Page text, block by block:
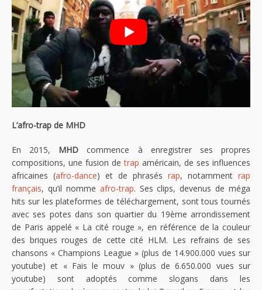
L’afro-trap de MHD
En 2015, MHD commence à enregistrer ses propres
compositions, une fusion detrap américain, de ses influences
africaines (afro-dance) et de phrasés rap, notamment rap
français, qu’il nomme afro-trap. Ses clips, devenus de méga
hits sur les plateformes de téléchargement, sont tous tournés
avec ses potes dans son quartier du 19ème arrondissement
de Paris appelé « La cité rouge », en référence de la couleur
des briques rouges de cette cité HLM. Les refrains de ses
chansons « Champions League » (plus de 14.900.000 vues sur
youtube) et « Fais le mouv » (plus de 6.650.000 vues sur
youtube) sont adoptés comme slogans dans les